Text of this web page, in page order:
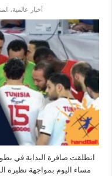
أخبار عالمية,
انطلقت صافرة البداية في
مساء اليوم بمواجهة نظيره